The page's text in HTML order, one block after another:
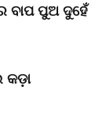
ବାପ ପୁଅ ଦୁହେଁ
କଡ଼ା